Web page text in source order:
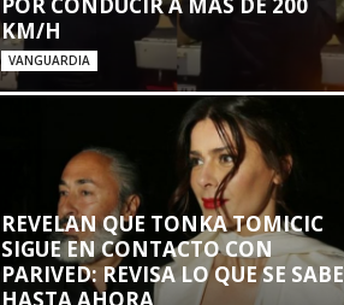
KM/H
VANGUARDIA
REVELAN QUE TONKA TOMICIC
SIGUE EN CONTACTO CON
PARIVED: REVISA LO QUE SE SABE